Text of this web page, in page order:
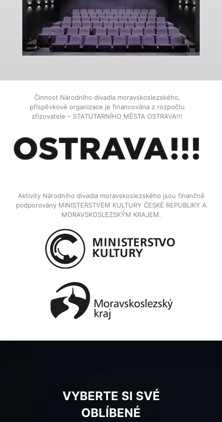
Činnost Národního divadla moravskoslezského,
příspěvkové organizace je financována z rozpočtu
zřizovatele – STATUTARNÍHO MĚSTA OSTRAVA!!!
Aktivity Národního divadla moravskoslezského jsou finančně
podporovány MINISTERSTVEM KULTURY ČESKÉ REPUBLIKY A
MORAVSKOSLEZSKÝM KRAJEM.
VYBERTE SI SVÉ
OBLÍBENÉ